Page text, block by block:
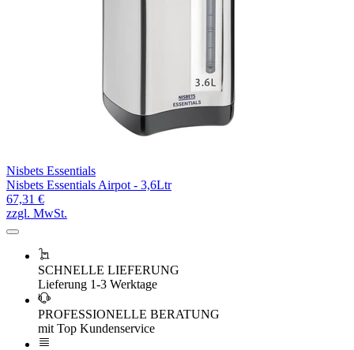
Nisbets Essentials
Nisbets Essentials Airpot - 3,6Ltr
67,31 €
zzgl. MwSt.
SCHNELLE LIEFERUNG
Lieferung 1-3 Werktage
PROFESSIONELLE BERATUNG
mit Top Kundenservice